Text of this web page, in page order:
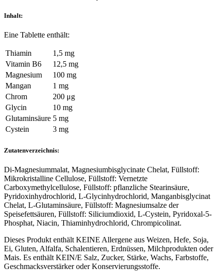
Inhalt:
Eine Tablette enthält:
Thiamin
1,5 mg
Vitamin B6
12,5 mg
Magnesium
100 mg
Mangan
1 mg
Chrom
200 μg
Glycin
10 mg
Glutaminsäure 5 mg
Cystein
3 mg
Zutatenverzeichnis:
Di-Magnesiummalat, Magnesiumbisglycinate Chelat, Füllstoff:
Mikrokristalline Cellulose, Füllstoff: Vernetzte
Carboxymethylcellulose, Füllstoff: pflanzliche Stearinsäure,
Pyridoxinhydrochlorid, L-Glycinhydrochlorid, Manganbisglycinat
Chelat, L-Glutaminsäure, Füllstoff: Magnesiumsalze der
Speisefettsäuren, Füllstoff: Siliciumdioxid, L-Cystein, Pyridoxal-5-
Phosphat, Niacin, Thiaminhydrochlorid, Chrompicolinat.
Dieses Produkt enthält KEINE Allergene aus Weizen, Hefe, Soja,
Ei, Gluten, Alfalfa, Schalentieren, Erdnüssen, Milchprodukten oder
Mais. Es enthält KEIN/E Salz, Zucker, Stärke, Wachs, Farbstoffe,
Geschmacksverstärker oder Konservierungsstoffe.